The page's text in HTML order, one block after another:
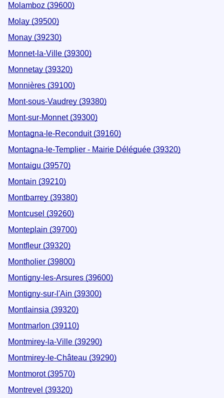
Molamboz (39600)
Molay (39500)
Monay (39230)
Monnet-la-Ville (39300)
Monnetay (39320)
Monnières (39100)
Mont-sous-Vaudrey (39380)
Mont-sur-Monnet (39300)
Montagna-le-Reconduit (39160)
Montagna-le-Templier - Mairie Déléguée (39320)
Montaigu (39570)
Montain (39210)
Montbarrey (39380)
Montcusel (39260)
Monteplain (39700)
Montfleur (39320)
Montholier (39800)
Montigny-les-Arsures (39600)
Montigny-sur-l'Ain (39300)
Montlainsia (39320)
Montmarlon (39110)
Montmirey-la-Ville (39290)
Montmirey-le-Château (39290)
Montmorot (39570)
Montrevel (39320)